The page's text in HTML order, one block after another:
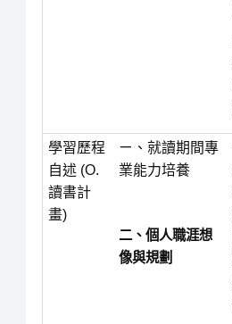
學習歷程
自述 (O.
讀書計
畫)
ㄧ、就讀期間專
業能力培養
二、個人職涯想
像與規劃